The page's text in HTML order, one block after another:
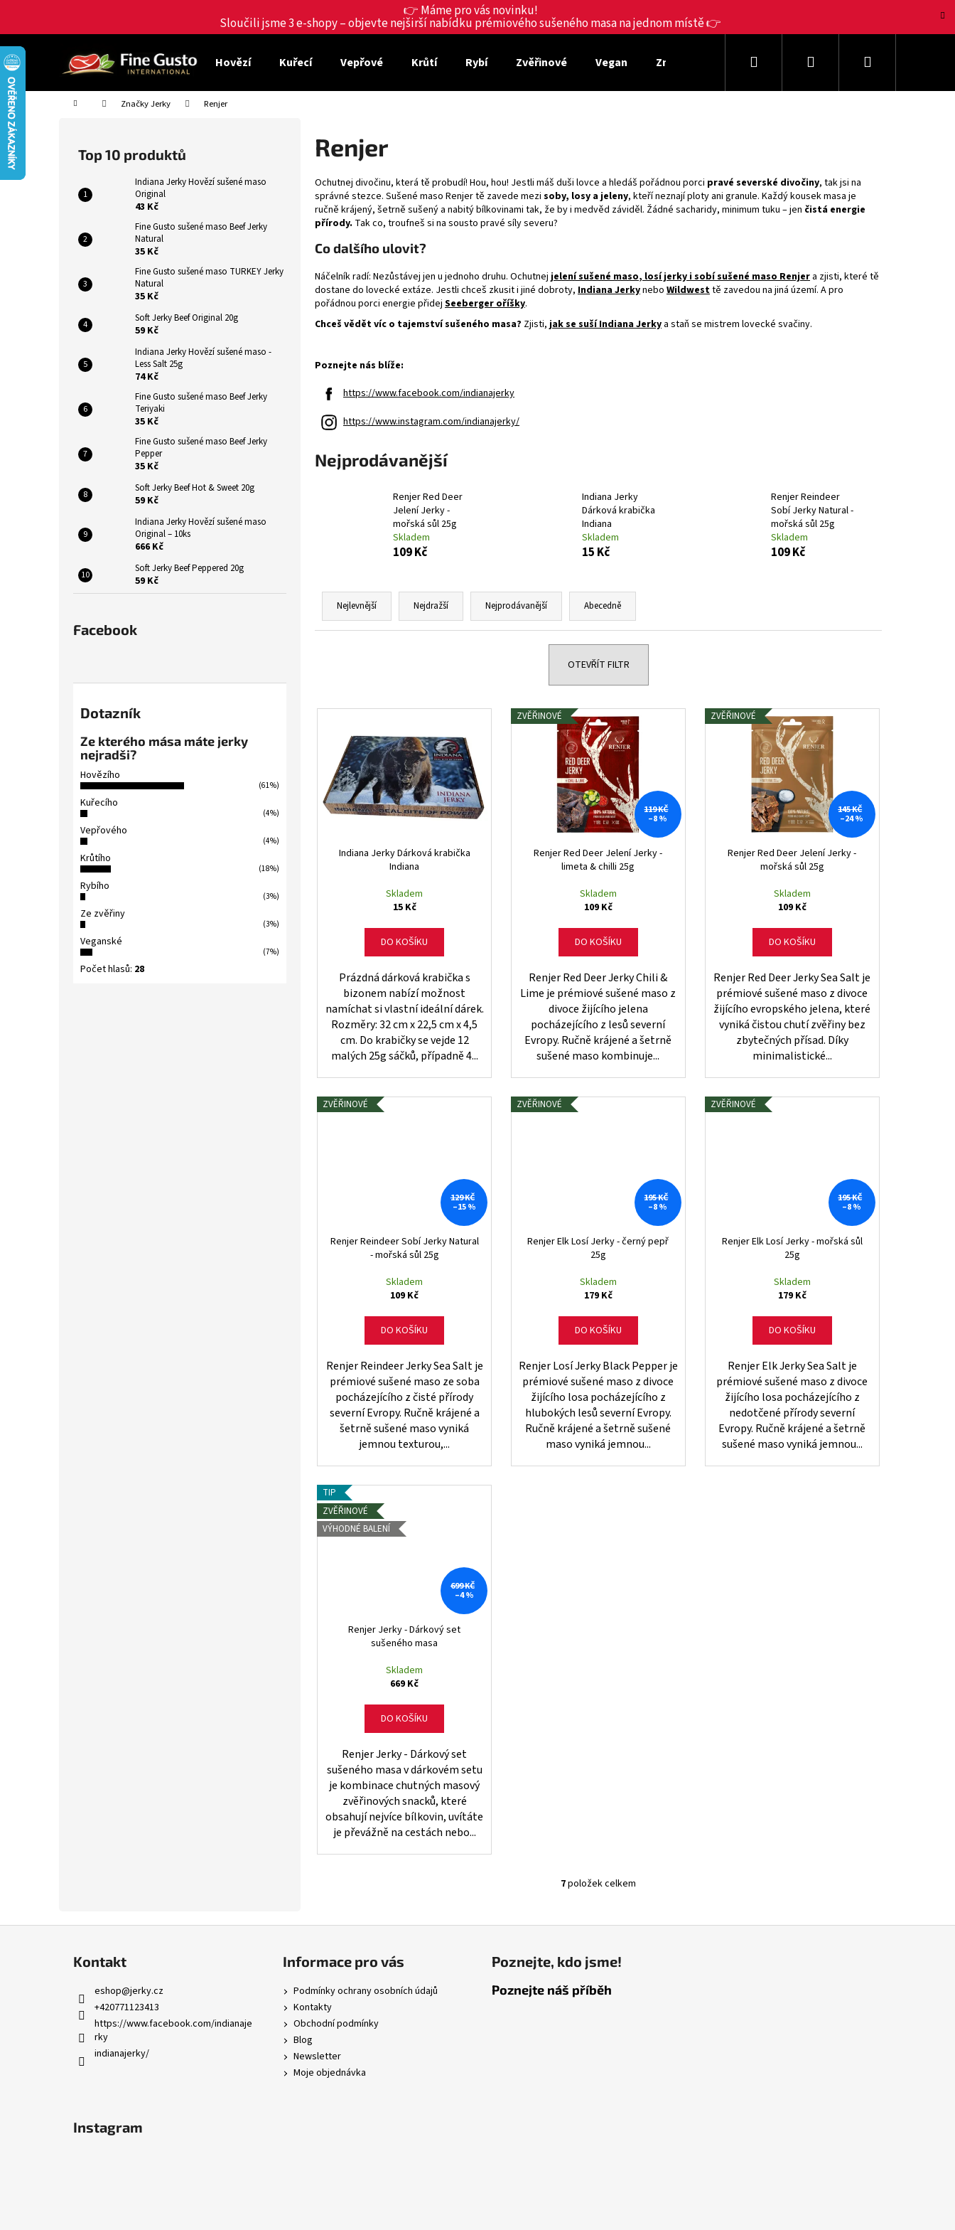
obsah
👉 Máme pro vás novinku!
Sloučili jsme 3 e-shopy – objevte nejširší nabídku prémiového sušeného masa na jednom místě 👉
Hovězí Kuřecí Vepřové Krůtí Rybí Zvěřinové Vegan Značky Jerky Dárkové sady Výhodná balení
Hledat PřihlášeníNákupní
Domů Značky Jerky Renjer
Top 10 produktů
Indiana Jerky Hovězí sušené maso
Original
43 Kč
Fine Gusto sušené maso Beef Jerky
Natural
35 Kč
Fine Gusto sušené maso TURKEY Jerky
Natural
35 Kč
Soft Jerky Beef Original 20g
59 Kč
Indiana Jerky Hovězí sušené maso -
Less Salt 25g
74 Kč
Fine Gusto sušené maso Beef Jerky
Teriyaki
35 Kč
Fine Gusto sušené maso Beef Jerky
Pepper
35 Kč
Soft Jerky Beef Hot & Sweet 20g
59 Kč
Indiana Jerky Hovězí sušené maso
Original – 10ks
666 Kč
Soft Jerky Beef Peppered 20g
59 Kč
Facebook
Dotazník
Ze kterého mása máte jerky
nejradši?
Hovězího
(61%)
Kuřecího
(4%)
Vepřového
(4%)
Krůtího
(18%)
Rybího
(3%)
Ze zvěřiny
(3%)
Veganské
(7%)
Počet hlasů: 28
Renjer
Ochutnej divočinu, která tě probudí! Hou, hou! Jestli máš duši lovce a hledáš pořádnou porci pravé severské divočiny, tak jsi na
správné stezce. Sušené maso Renjer tě zavede mezi soby, losy a jeleny, kteří neznají ploty ani granule. Každý kousek masa je
ručně krájený, šetrně sušený a nabitý bílkovinami tak, že by i medvěd záviděl. Žádné sacharidy, minimum tuku – jen čistá energie
přírody. Tak co, troufneš si na sousto pravé síly severu?
Co dalšího ulovit?
Náčelník radí: Nezůstávej jen u jednoho druhu. Ochutnej jelenísušené maso,losíjerkyi sobí sušené maso Renjer a zjisti, které tě
dostane do lovecké extáze. Jestli chceš zkusit i jiné dobroty, Indiana Jerkynebo Wildwesttě zavedou na jiná území. A pro
pořádnou porci energie přidej Seeberger oříšky.
Chceš vědět víc o tajemství sušeného masa? Zjisti, jak se suší Indiana Jerky a staň se mistrem lovecké svačiny.
Poznejte nás blíže:
https://www.facebook.com/indianajerky
https://www.instagram.com/indianajerky/
Nejprodávanější
Renjer Red Deer
Jelení Jerky -
mořská sůl 25g
Skladem
109 Kč
Indiana Jerky
Dárková krabička
Indiana
Skladem
15 Kč
Renjer Reindeer
Sobí Jerky Natural -
mořská sůl 25g
Skladem
109 Kč
Ř
z
Nejlevnější Nejdražší Nejprodávanější Abecedně
OTEVŘÍT FILTR
V
p
Indiana Jerky Dárková krabička
Indiana
Skladem
15 Kč
DO KOŠÍKU
Prázdná dárková krabička s
bizonem nabízí možnost
namíchat si vlastní ideální dárek.
Rozměry: 32 cm x 22,5 cm x 4,5
cm. Do krabičky se vejde 12
malých 25g sáčků, případně 4...
ZVĚŘINOVÉ
119 KČ
–8 %
Renjer Red Deer Jelení Jerky -
limeta & chilli 25g
Skladem
109 Kč
DO KOŠÍKU
Renjer Red Deer Jerky Chili &
Lime je prémiové sušené maso z
divoce žijícího jelena
pocházejícího z lesů severní
Evropy. Ručně krájené a šetrně
sušené maso kombinuje...
ZVĚŘINOVÉ
145 KČ
–24 %
Renjer Red Deer Jelení Jerky -
mořská sůl 25g
Skladem
109 Kč
DO KOŠÍKU
Renjer Red Deer Jerky Sea Salt je
prémiové sušené maso z divoce
žijícího evropského jelena, které
vyniká čistou chutí zvěřiny bez
zbytečných přísad. Díky
minimalistické...
ZVĚŘINOVÉ
129 KČ
–15 %
Renjer Reindeer Sobí Jerky Natural
- mořská sůl 25g
Skladem
109 Kč
DO KOŠÍKU
Renjer Reindeer Jerky Sea Salt je
prémiové sušené maso ze soba
pocházejícího z čisté přírody
severní Evropy. Ručně krájené a
šetrně sušené maso vyniká
jemnou texturou,...
ZVĚŘINOVÉ
195 KČ
–8 %
Renjer Elk Losí Jerky - černý pepř
25g
Skladem
179 Kč
DO KOŠÍKU
Renjer Losí Jerky Black Pepper je
prémiové sušené maso z divoce
žijícího losa pocházejícího z
hlubokých lesů severní Evropy.
Ručně krájené a šetrně sušené
maso vyniká jemnou...
ZVĚŘINOVÉ
195 KČ
–8 %
Renjer Elk Losí Jerky - mořská sůl
25g
Skladem
179 Kč
DO KOŠÍKU
Renjer Elk Jerky Sea Salt je
prémiové sušené maso z divoce
žijícího losa pocházejícího z
nedotčené přírody severní
Evropy. Ručně krájené a šetrně
sušené maso vyniká jemnou...
TIP
ZVĚŘINOVÉ
VÝHODNÉ BALENÍ
699 KČ
–4 %
Renjer Jerky - Dárkový set
sušeného masa
Skladem
669 Kč
DO KOŠÍKU
Renjer Jerky - Dárkový set
sušeného masa v dárkovém setu
je kombinace chutných masový
zvěřinových snacků, které
obsahují nejvíce bílkovin, uvítáte
je převážně na cestách nebo...
O
l
a
c
í
7položek celkem
š
í
k
Zpět
obchodu
Zpět
obchodu
Doporučujeme
Následující
INDIANA JERKY HOVĚZÍ SUŠENÉ MASO
ORIGINAL
Původně: 49 Kč
FINE GUSTO SUŠENÉ MASO BEEF JERKY
Původně: 39 Kč
FINE GUSTO SUŠENÉ MASO TURKEY JERKY
NATURAL
Kontakt
eshop@jerky.cz
+420771123413
https://www.facebook.com/indianaje
rky
indianajerky/
Informace pro vás
Podmínky ochrany osobních údajů
Kontakty
Obchodní podmínky
Blog
Newsletter
Moje objednávka
Poznejte, kdo jsme!
Poznejte náš příběh
Instagram